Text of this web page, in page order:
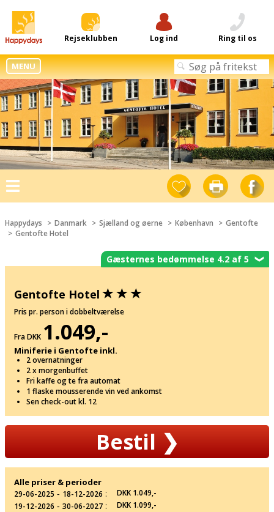
Rejseklubben Log ind Ring til os
MENU
Toggle
navigation
Happydays Danmark Sjælland og øerne København
Gentofte
Gentofte Hotel
Gæsternes bedømmelse 4.2 af 5❯
Gentofte Hotel
Pris pr. person i dobbeltværelse
Fra DKK 1.049,-
Miniferie i Gentofte inkl.
2 overnatninger
2 x morgenbuffet
Fri kaffe og te fra automat
1 flaske mousserende vin ved ankomst
Sen check-out kl. 12
Bestil❯
Alle priser & perioder
29-06-2025 ‐ 18-12-2026 :
DKK 1.049,-
19-12-2026 ‐ 30-06-2027 : DKK 1.099,-